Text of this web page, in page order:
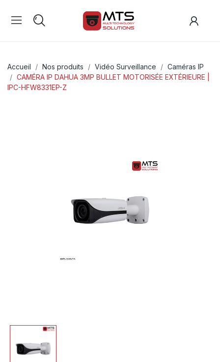
Accueil Nos produits Vidéo Surveillance
Caméras IP
CAMÉRA IP DAHUA 3MP BULLET MOTORISÉE EXTÉRIEURE |
IPC-HFW8331EP-Z